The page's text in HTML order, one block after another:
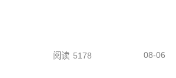
阅读 5178 08-06